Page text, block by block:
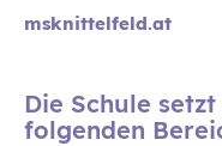
msknittelfeld.at
Die Schule
folgenden